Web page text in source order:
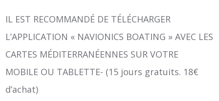
IL EST RECOMMANDÉ DE TÉLÉCHARGER
L’APPLICATION « NAVIONICS BOATING » AVEC LES
CARTES MÉDITERRANÉENNES SUR VOTRE
MOBILE OU TABLETTE- (15 jours gratuits. 18€
d’achat)